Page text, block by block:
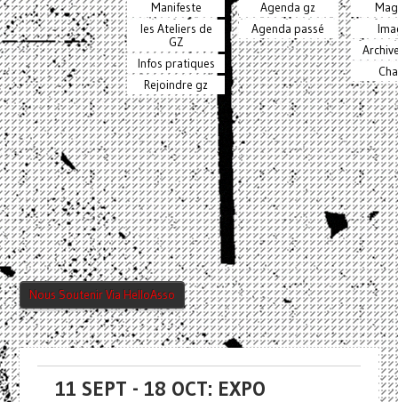
Manifeste
les Ateliers de
GZ
Infos pratiques
Rejoindre gz
Agenda gz
Agenda passé
Nous Soutenir Via HelloAsso
11 SEPT - 18 OCT: EXPO